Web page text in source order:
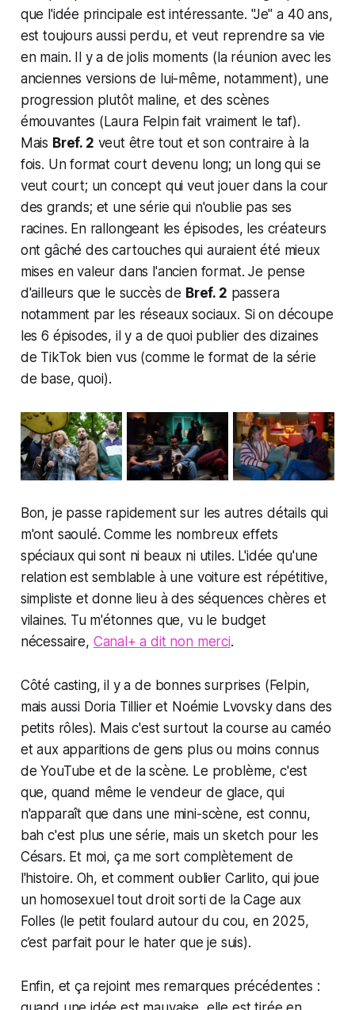
que l'idée principale est intéressante. "Je" a 40 ans,
est toujours aussi perdu, et veut reprendre sa vie
en main. Il y a de jolis moments (la réunion avec les
anciennes versions de lui-même, notamment), une
progression plutôt maline, et des scènes
émouvantes (Laura Felpin fait vraiment le taf).
Mais Bref. 2 veut être tout et son contraire à la
fois. Un format court devenu long; un long qui se
veut court; un concept qui veut jouer dans la cour
des grands; et une série qui n'oublie pas ses
racines. En rallongeant les épisodes, les créateurs
ont gâché des cartouches qui auraient été mieux
mises en valeur dans l'ancien format. Je pense
d'ailleurs que le succès de Bref. 2 passera
notamment par les réseaux sociaux. Si on découpe
les 6 épisodes, il y a de quoi publier des dizaines
de TikTok bien vus (comme le format de la série
de base, quoi).
Bon, je passe rapidement sur les autres détails qui
m'ont saoulé. Comme les nombreux effets
spéciaux qui sont ni beaux ni utiles. L'idée qu'une
relation est semblable à une voiture est répétitive,
simpliste et donne lieu à des séquences chères et
vilaines. Tu m'étonnes que, vu le budget
nécessaire, Canal+ a dit non merci.
Côté casting, il y a de bonnes surprises (Felpin,
mais aussi Doria Tillier et Noémie Lvovsky dans des
petits rôles). Mais c'est surtout la course au caméo
et aux apparitions de gens plus ou moins connus
de YouTube et de la scène. Le problème, c'est
que, quand même le vendeur de glace, qui
n'apparaît que dans une mini-scène, est connu,
bah c'est plus une série, mais un sketch pour les
Césars. Et moi, ça me sort complètement de
l'histoire. Oh, et comment oublier Carlito, qui joue
un homosexuel tout droit sorti de la Cage aux
Folles (le petit foulard autour du cou, en 2025,
c’est parfait pour le hater que je suis).
Enfin, et ça rejoint mes remarques précédentes :